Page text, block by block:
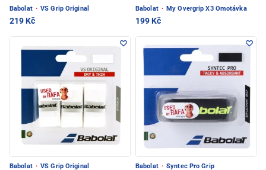
Babolat · VS Grip Original
219 Kč
Babolat · My Overgrip X3 Omotávka
199 Kč
Babolat · VS Grip Original Babolat · Syntec Pro Grip